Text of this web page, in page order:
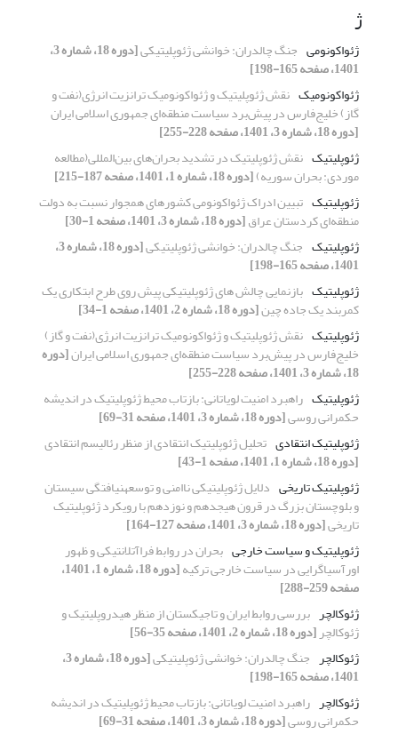
ژ
ژئواکونومی جنگ چالدران: خوانشی ژئوپلیتیکی [دوره 18، شماره 3،
1401، صفحه 165-198]
ژئواکونومیک نقش ژئوپلیتیک و ژئواکونومیک ترانزیت انرژی(نفت و
گاز) خلیج‌فارس در پیش‌برد سیاست منطقه‌ای جمهوری اسلامی ایران
[دوره 18، شماره 3، 1401، صفحه 228-255]
ژئوپلیتیک نقش ژئوپلیتیک در تشدید بحران‌های بین‌المللی(مطالعه
موردی: بحران سوریه)[دوره 18، شماره 1، 1401، صفحه 187-215]
ژئوپلیتیک تبیین ادراک ژئواکونومی کشورهای همجوار نسبت به دولت
منطقه‌ای کردستان عراق[دوره 18، شماره 3، 1401، صفحه 1-30]
ژئوپلیتیک جنگ چالدران: خوانشی ژئوپلیتیکی [دوره 18، شماره 3،
1401، صفحه 165-198]
ژئوپلیتیک بازنمایی چالش های ژئوپلیتیکی پیش روی طرح ابتکاری یک
کمربند یک جاده چین[دوره 18، شماره 2، 1401، صفحه 1-34]
ژئوپلیتیک نقش ژئوپلیتیک و ژئواکونومیک ترانزیت انرژی(نفت و گاز)
خلیج‌فارس در پیش‌برد سیاست منطقه‌ای جمهوری اسلامی ایران[دوره
18، شماره 3، 1401، صفحه 228-255]
ژئوپلیتیک راهبرد امنیت لویاتانی: بازتاب محیط ژئوپلیتیک در اندیشه
حکمرانی روسی[دوره 18، شماره 3، 1401، صفحه 31-69]
ژئوپلیتیک انتقادی تحلیل ژئوپلیتیک انتقادی از منظر رئالیسم انتقادی
[دوره 18، شماره 1، 1401، صفحه 1-43]
ژئوپلیتیک تاریخی دلایل ژئوپلیتیکی ناامنی و توسعه‏نیافتگی سیستان
و بلوچستان بزرگ در قرون هیجدهم و نوزدهم با رویکرد ژئوپلیتیک
تاریخی[دوره 18، شماره 3، 1401، صفحه 127-164]
ژئوپلیتیک و سیاست خارجی بحران در روابط فراآتلانتیکی و ظهور
اورآسیاگرایی در سیاست خارجی ترکیه [دوره 18، شماره 1، 1401،
صفحه 259-288]
ژئوکالچر بررسی روابط ایران و تاجیکستان از منظر هیدروپلیتیک و
ژئوکالچر[دوره 18، شماره 2، 1401، صفحه 35-56]
ژئوکالچر جنگ چالدران: خوانشی ژئوپلیتیکی [دوره 18، شماره 3،
1401، صفحه 165-198]
ژئوکالچر راهبرد امنیت لویاتانی: بازتاب محیط ژئوپلیتیک در اندیشه
حکمرانی روسی[دوره 18، شماره 3، 1401، صفحه 31-69]